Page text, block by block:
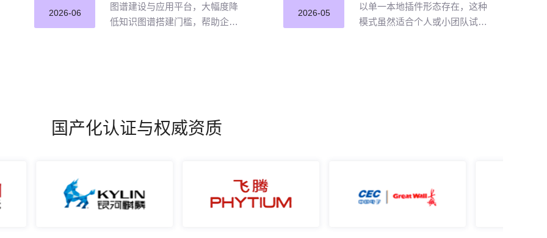
2026-06
图谱建设与应用平台，大幅度降
低知识图谱搭建门槛，帮助企业
2026-05
以单一本地插件形态存在，这种
模式虽然适合个人或小团队试点
国产化认证与权威资质